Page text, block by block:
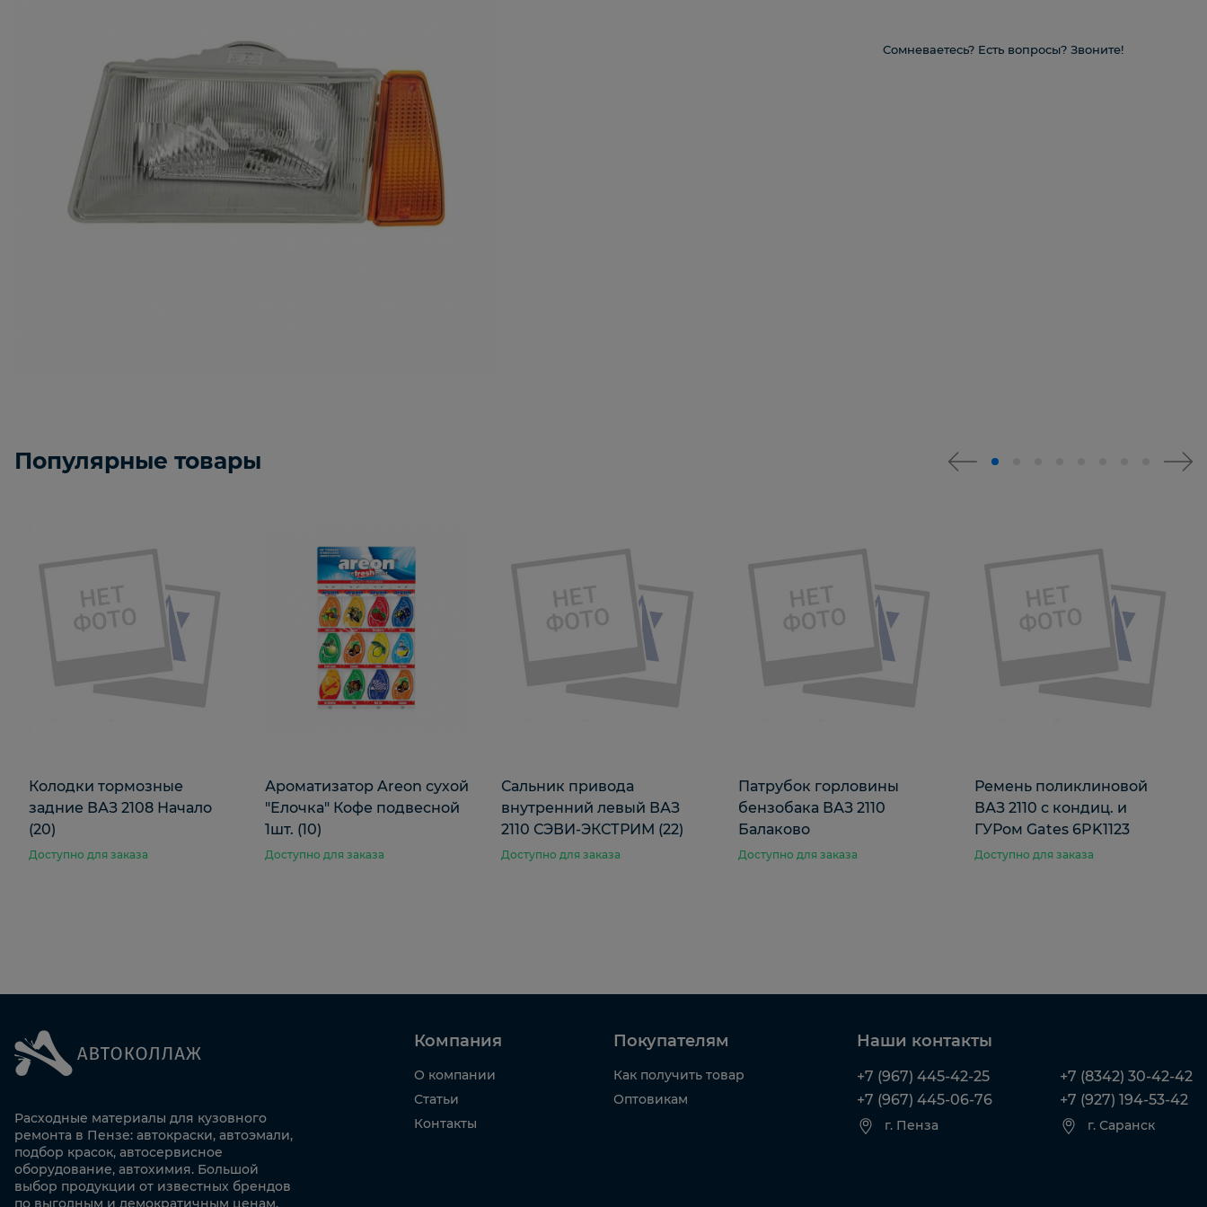
Сомневаетесь? Есть вопросы? Звоните!
Популярные товары
Колодки тормозные
задние ВАЗ 2108 Начало
(20)
Доступно для заказа
Ароматизатор Areon сухой
"Елочка" Кофе подвесной
1шт. (10)
Доступно для заказа
Сальник привода
внутренний левый ВАЗ
2110 СЭВИ-ЭКСТРИМ (22)
Доступно для заказа
Патрубок горловины
бензобака ВАЗ 2110
Балаково
Доступно для заказа
Ремень поликлиновой
ВАЗ 2110 с кондиц. и
ГУРом Gates 6PK1123
Доступно для заказа
Расходные материалы для кузовного
ремонта в Пензе: автокраски, автоэмали,
подбор красок, автосервисное
оборудование, автохимия. Большой
выбор продукции от известных брендов
по выгодным и демократичным ценам.
Компания
О компании
Статьи
Контакты
Покупателям
Как получить товар
Оптовикам
Наши контакты
+7 (967) 445-42-25
+7 (967) 445-06-76
г. Пенза
+7 (8342) 30-42-42
+7 (927) 194-53-42
г. Саранск